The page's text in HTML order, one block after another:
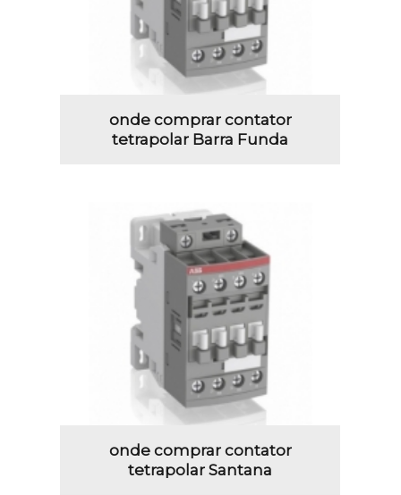
onde comprar contator
tetrapolar Barra Funda
onde comprar contator
tetrapolar Santana